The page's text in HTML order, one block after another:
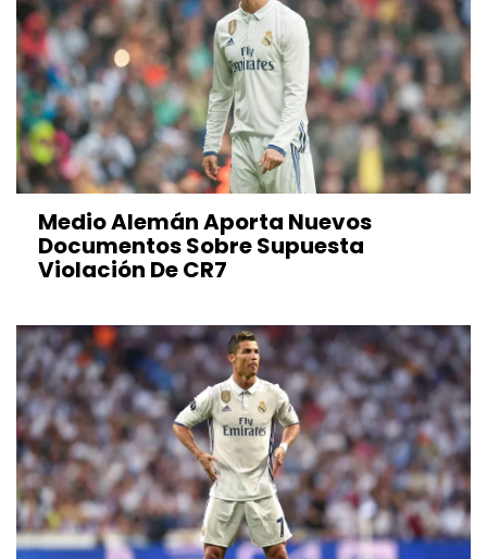
Medio Alemán Aporta Nuevos
Documentos Sobre Supuesta
Violación De CR7